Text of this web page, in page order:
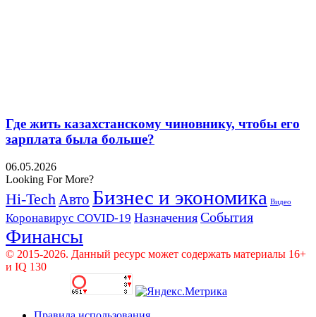
Где жить казахстанскому чиновнику, чтобы его
зарплата была больше?
06.05.2026
Looking For More?
Hi-Tech Авто Бизнес и экономика Видео
Коронавирус COVID-19 Назначения События
Финансы
© 2015-2026. Данный ресурс может содержать материалы 16+
и IQ 130